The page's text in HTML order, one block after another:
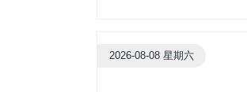
2026-08-08 星期六